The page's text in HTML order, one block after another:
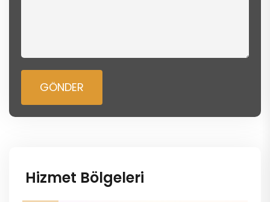
GÖNDER
Hizmet Bölgeleri